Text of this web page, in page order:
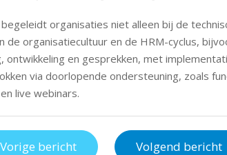
organisaties niet alleen bij de
de organisatiecultuur en de HRM-cyclus,
en gesprekken, met
via doorlopende ondersteuning, zoals
live webinars.
Vorige bericht Volgend bericht